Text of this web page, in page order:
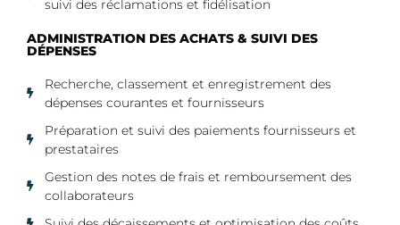
suivi des réclamations et fidélisation
ADMINISTRATION DES ACHATS & SUIVI DES
DÉPENSES
Recherche, classement et enregistrement des
dépenses courantes et fournisseurs
Préparation et suivi des paiements fournisseurs et
prestataires
Gestion des notes de frais et remboursement des
collaborateurs